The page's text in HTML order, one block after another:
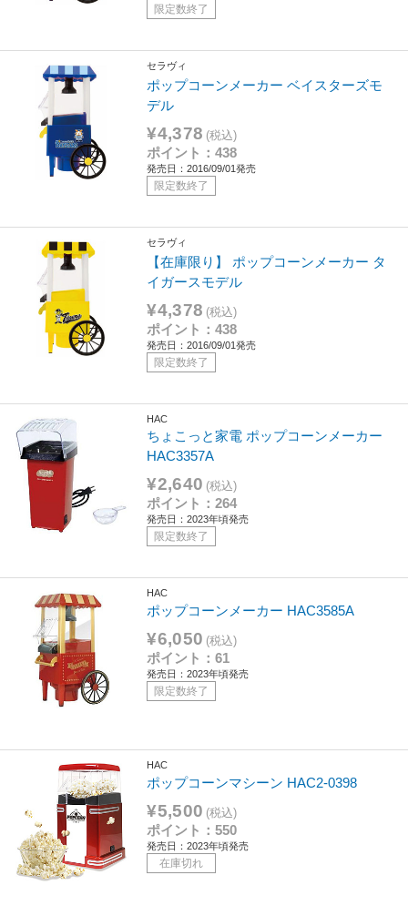
限定数終了
セラヴィ
ポップコーンメーカー ベイスターズモ
デル
¥4,378 (税込)
ポイント：438
発売日：2016/09/01発売
限定数終了
セラヴィ
【在庫限り】 ポップコーンメーカー タ
イガースモデル
¥4,378 (税込)
ポイント：438
発売日：2016/09/01発売
限定数終了
HAC
ちょこっと家電 ポップコーンメーカー
HAC3357A
¥2,640 (税込)
ポイント：264
発売日：2023年頃発売
限定数終了
HAC
ポップコーンメーカー HAC3585A
¥6,050 (税込)
ポイント：61
発売日：2023年頃発売
限定数終了
HAC
ポップコーンマシーン HAC2-0398
¥5,500 (税込)
ポイント：550
発売日：2023年頃発売
在庫切れ